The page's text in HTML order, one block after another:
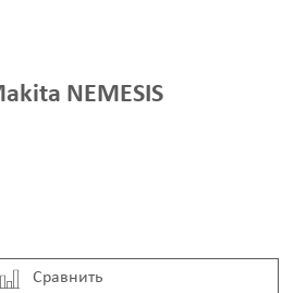
NEMESIS
Cравнить